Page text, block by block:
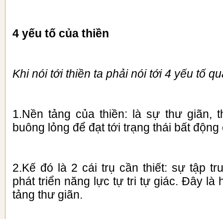
4 yếu tố của thiền
Khi nói tới thiền ta phải nói tới 4 yếu tố
1.Nền tảng của thiền: là sự thư giãn,
buông lỏng để đạt tới trạng thái bất
2.Kế đó là 2 cái trụ cần thiết: sự tập
phát triển năng lực tự tri tự giác. Đây là
tảng thư giãn.